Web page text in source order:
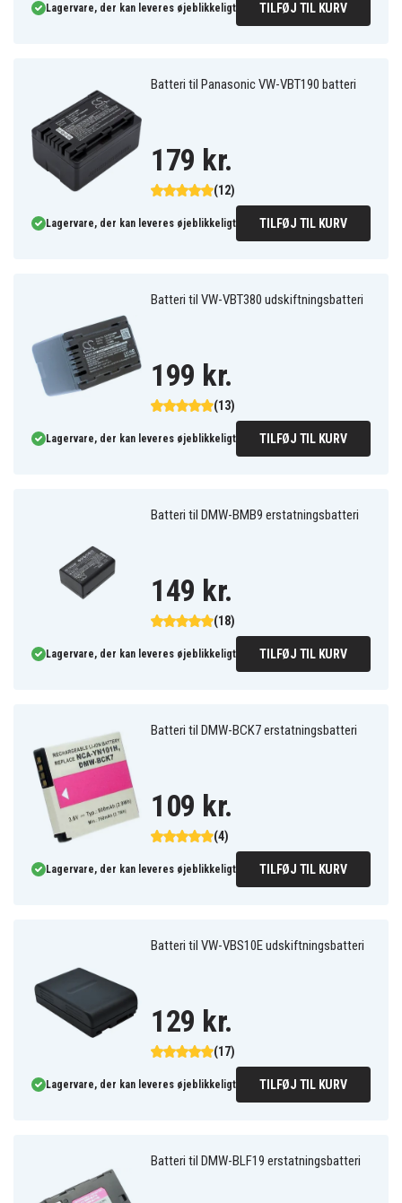
Lagervare, der kan leveres øjeblikkeligt TILFØJ TIL KURV
Batteri til Panasonic VW-VBT190 batteri
(12)
179 kr.
Lagervare, der kan leveres øjeblikkeligt TILFØJ TIL KURV
Batteri til VW-VBT380 udskiftningsbatteri
(13)
199 kr.
Lagervare, der kan leveres øjeblikkeligt TILFØJ TIL KURV
Batteri til DMW-BMB9 erstatningsbatteri
(18)
149 kr.
Lagervare, der kan leveres øjeblikkeligt TILFØJ TIL KURV
Batteri til DMW-BCK7 erstatningsbatteri
(4)
109 kr.
Lagervare, der kan leveres øjeblikkeligt TILFØJ TIL KURV
Batteri til VW-VBS10E udskiftningsbatteri
(17)
129 kr.
Lagervare, der kan leveres øjeblikkeligt TILFØJ TIL KURV
Batteri til DMW-BLF19 erstatningsbatteri